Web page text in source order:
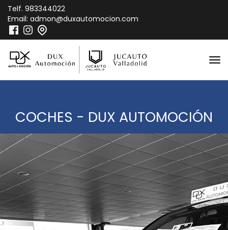
Telf. 983344022
Email: admon@duxautomocion.com
COCHES - DUX AUTOMOCIÓN